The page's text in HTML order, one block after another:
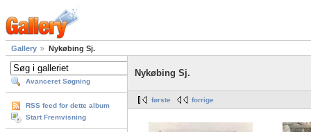
Gallery Nykøbing Sj.
Avanceret Søgning
RSS feed for dette album
Start Fremvisning
Nykøbing Sj.
første forrige